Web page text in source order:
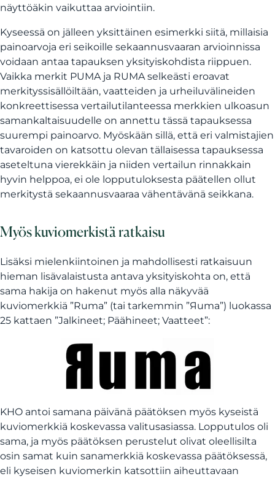
näyttöäkin vaikuttaa arviointiin.
Kyseessä on jälleen yksittäinen esimerkki siitä, millaisia
painoarvoja eri seikoille sekaannusvaaran arvioinnissa
voidaan antaa tapauksen yksityiskohdista riippuen.
Vaikka merkit PUMA ja RUMA selkeästi eroavat
merkityssisällöiltään, vaatteiden ja urheiluvälineiden
konkreettisessa vertailutilanteessa merkkien ulkoasun
samankaltaisuudelle on annettu tässä tapauksessa
suurempi painoarvo. Myöskään sillä, että eri valmistajien
tavaroiden on katsottu olevan tällaisessa tapauksessa
aseteltuna vierekkäin ja niiden vertailun rinnakkain
hyvin helppoa, ei ole lopputuloksesta päätellen ollut
merkitystä sekaannusvaaraa vähentävänä seikkana.
Myös kuviomerkistä ratkaisu
Lisäksi mielenkiintoinen ja mahdollisesti ratkaisuun
hieman lisävalaistusta antava yksityiskohta on, että
sama hakija on hakenut myös alla näkyvää
kuviomerkkiä ”Ruma” (tai tarkemmin ”Яuma”) luokassa
25 kattaen ”Jalkineet; Päähineet; Vaatteet”:
KHO antoi samana päivänä päätöksen myös kyseistä
kuviomerkkiä koskevassa valitusasiassa. Lopputulos oli
sama, ja myös päätöksen perustelut olivat oleellisilta
osin samat kuin sanamerkkiä koskevassa päätöksessä,
eli kyseisen kuviomerkin katsottiin aiheuttavaan